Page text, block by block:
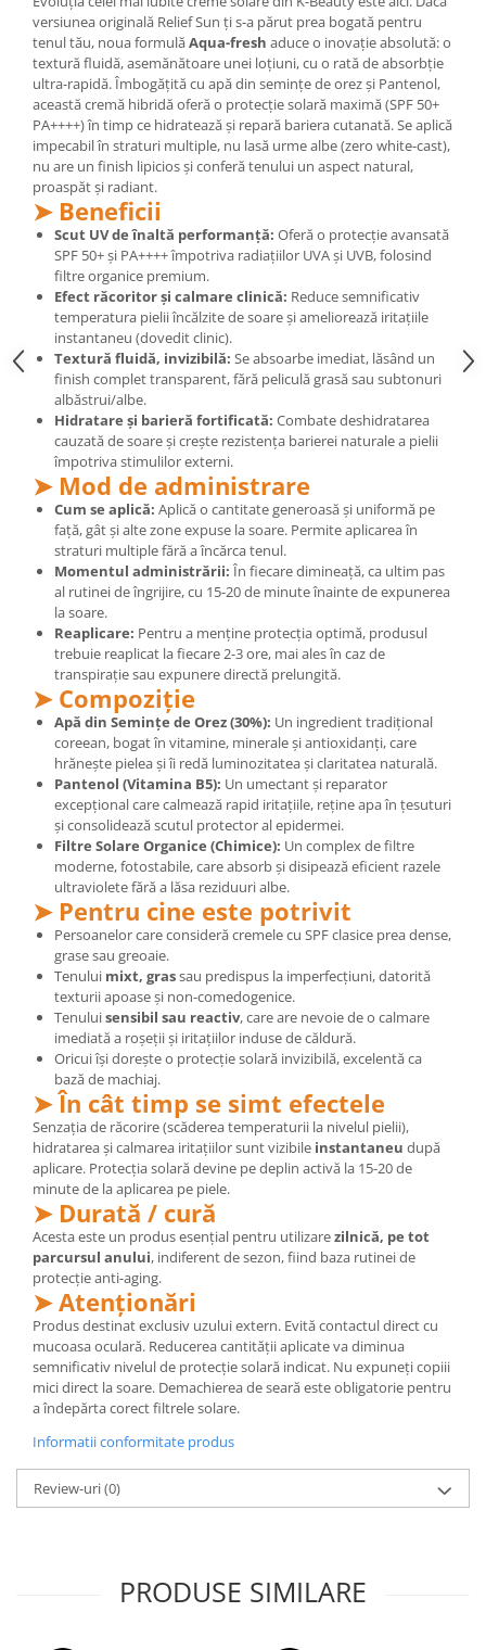
Mary & May
COSRX
BIODANCE
OOTD
Cettua
Haruharu Wonder
Medicube
ARIUL
Dr. Althea
DELLA BORN
Seleniu
Seminte de in
Silimarina
Spirulina
Ulei de cocos
Ulei de peste
Ulei MCT
Vitamina A
Vitamina B
Vitamina C
Vitamina D
Vitamina E
Vitamina K
Cătină
Chlorella
Colina
Electroliti
Produse Apicole
Cacao
versiunea originală Relief Sun ți s-a părut prea bogată pentru
tenul tău, noua formulăAqua-fresh aduce o inovație absolută: o
textură fluidă, asemănătoare unei loțiuni, cu o rată de absorbție
ultra-rapidă. Îmbogățită cu apă din semințe de orez și Pantenol,
această cremă hibridă oferă o protecție solară maximă (SPF 50+
PA++++) în timp ce hidratează și repară bariera cutanată. Se aplică
impecabil în straturi multiple, nu lasă urme albe (zero white-cast),
nu are un finish lipicios și conferă tenului un aspect natural,
proaspăt și radiant.
➤ Beneficii
Scut UV de înaltă performanță: Oferă o protecție avansată
SPF 50+ și PA++++ împotriva radiațiilor UVA și UVB, folosind
filtre organice premium.
Efect răcoritor și calmare clinică: Reduce semnificativ
temperatura pielii încălzite de soare și ameliorează iritațiile
instantaneu (dovedit clinic).
Textură fluidă, invizibilă: Se absoarbe imediat, lăsând un
finish complet transparent, fără peliculă grasă sau subtonuri
albăstrui/albe.
Hidratare și barieră fortificată: Combate deshidratarea
cauzată de soare și crește rezistența barierei naturale a pielii
împotriva stimulilor externi.
➤ Mod de administrare
Cum se aplică: Aplică o cantitate generoasă și uniformă pe
față, gât și alte zone expuse la soare. Permite aplicarea în
straturi multiple fără a încărca tenul.
Momentul administrării: În fiecare dimineață, ca ultim pas
al rutinei de îngrijire, cu 15-20 de minute înainte de expunerea
la soare.
Reaplicare: Pentru a menține protecția optimă, produsul
trebuie reaplicat la fiecare 2-3 ore, mai ales în caz de
transpirație sau expunere directă prelungită.
➤ Compoziție
Apă din Semințe de Orez (30%): Un ingredient tradițional
coreean, bogat în vitamine, minerale și antioxidanți, care
hrănește pielea și îi redă luminozitatea și claritatea naturală.
Pantenol (Vitamina B5): Un umectant și reparator
excepțional care calmează rapid iritațiile, reține apa în țesuturi
și consolidează scutul protector al epidermei.
Filtre Solare Organice (Chimice): Un complex de filtre
moderne, fotostabile, care absorb și disipează eficient razele
ultraviolete fără a lăsa reziduuri albe.
➤ Pentru cine este potrivit
Persoanelor care consideră cremele cu SPF clasice prea dense,
grase sau greoaie.
Tenului mixt, grassau predispus la imperfecțiuni, datorită
texturii apoase și non-comedogenice.
Tenuluisensibil sau reactiv, care are nevoie de o calmare
imediată a roșeții și iritațiilor induse de căldură.
Oricui își dorește o protecție solară invizibilă, excelentă ca
bază de machiaj.
➤ În cât timp se simt efectele
Senzația de răcorire (scăderea temperaturii la nivelul pielii),
hidratarea și calmarea iritațiilor sunt vizibile instantaneu după
aplicare. Protecția solară devine pe deplin activă la 15-20 de
minute de la aplicarea pe piele.
➤ Durată / cură
Acesta este un produs esențial pentru utilizarezilnică, pe tot
parcursul anului, indiferent de sezon, fiind baza rutinei de
protecție anti-aging.
➤ Atenționări
Produs destinat exclusiv uzului extern. Evită contactul direct cu
mucoasa oculară. Reducerea cantității aplicate va diminua
semnificativ nivelul de protecție solară indicat. Nu expuneți copiii
mici direct la soare. Demachierea de seară este obligatorie pentru
a îndepărta corect filtrele solare.
Informatii conformitate produs
Review-uri(0)
PRODUSE SIMILARE